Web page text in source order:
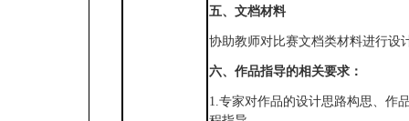
五、文档材料
协助教师对比赛文档类材料进行设
六、作品指导的相关要求：
1.专家对作品的设计思路构思、作